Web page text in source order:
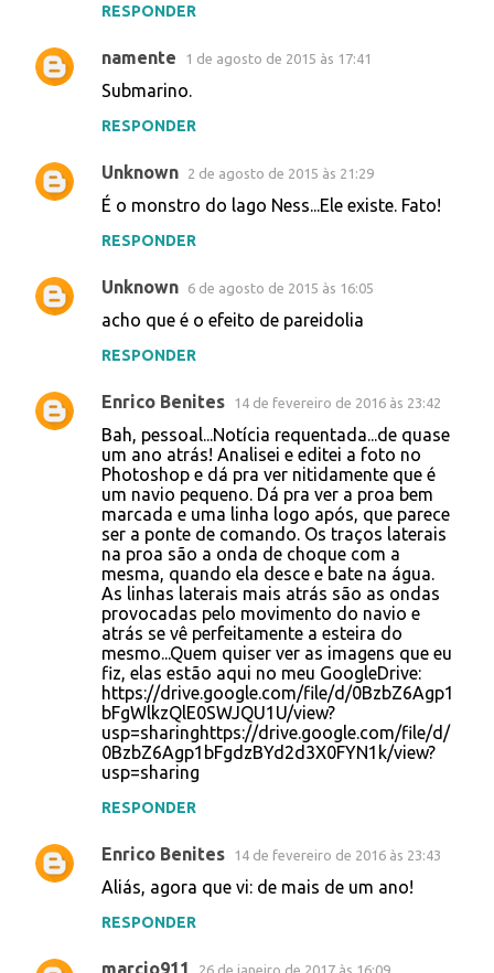
RESPONDER
namente 1 de agosto de 2015 às 17:41
Submarino.
RESPONDER
Unknown 2 de agosto de 2015 às 21:29
É o monstro do lago Ness...Ele existe. Fato!
RESPONDER
Unknown 6 de agosto de 2015 às 16:05
acho que é o efeito de pareidolia
RESPONDER
Enrico Benites 14 de fevereiro de 2016 às 23:42
Bah, pessoal...Notícia requentada...de quase
um ano atrás! Analisei e editei a foto no
Photoshop e dá pra ver nitidamente que é
um navio pequeno. Dá pra ver a proa bem
marcada e uma linha logo após, que parece
ser a ponte de comando. Os traços laterais
na proa são a onda de choque com a
mesma, quando ela desce e bate na água.
As linhas laterais mais atrás são as ondas
provocadas pelo movimento do navio e
atrás se vê perfeitamente a esteira do
mesmo...Quem quiser ver as imagens que eu
fiz, elas estão aqui no meu GoogleDrive:
https://drive.google.com/file/d/0BzbZ6Agp1
bFgWlkzQlE0SWJQU1U/view?
usp=sharinghttps://drive.google.com/file/d/
0BzbZ6Agp1bFgdzBYd2d3X0FYN1k/view?
usp=sharing
RESPONDER
Enrico Benites 14 de fevereiro de 2016 às 23:43
Aliás, agora que vi: de mais de um ano!
RESPONDER
marcio911 26 de janeiro de 2017 às 16:09